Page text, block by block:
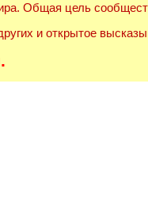
Общая цель
и открытое